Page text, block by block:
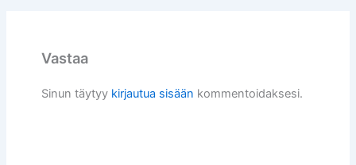
Vastaa
Sinun täytyy kirjautua sisään kommentoidaksesi.